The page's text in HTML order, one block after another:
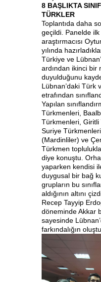
8 BAŞLIKTA
TÜRKLER
Toplantıda daha
geçildi. Panelde
araştırmacısı
yılında
Türkiye ve
ardından ikinci bir
duyulduğunu
Lübnan’daki Türk
etrafından
Yapılan
Türkmenleri,
Türkmenleri, Giritli
Suriye
(Mardinliler) ve
Türkmen
diye konuştu.
yaparken kendisi
duygusal bir bağ
grupların bu
aldığının altını
Recep Tayyip
döneminde Akkar
sayesinde
farkındalığın